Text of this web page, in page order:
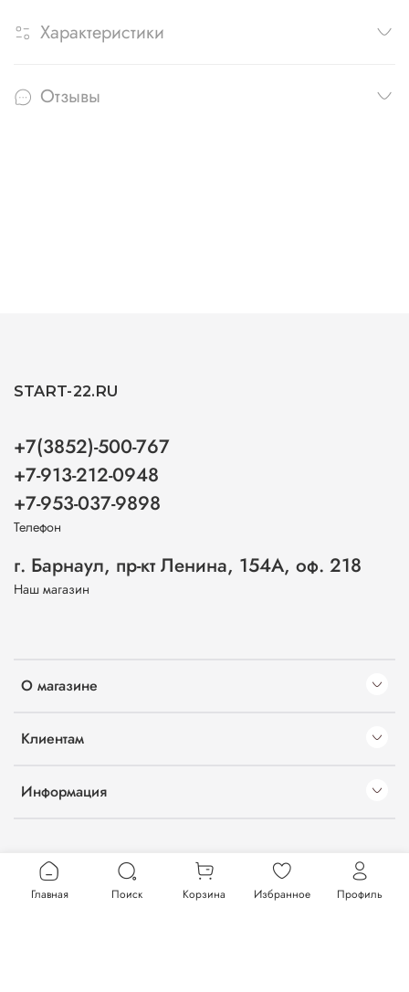
Характеристики
Отзывы
О магазине
Клиентам
Информация
START-22.RU
+7(3852)-500-767
+7-913-212-0948
+7-953-037-9898
Телефон
г. Барнаул, пр-кт Ленина, 154А, оф. 218
Наш магазин
Главная Поиск Корзина Избранное Профиль